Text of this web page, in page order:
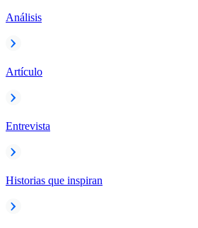
Análisis
Artículo
Entrevista
Historias que inspiran